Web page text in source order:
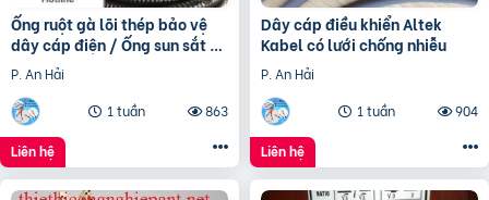
Ống ruột gà lõi thép bảo vệ
dây cáp điện / Ống sun sắt /
Ống kẽm đàn hồi bọc nhựa
P. An Hải
1 tuần
863
Liên hệ
Dây cáp điều khiển Altek
Kabel có lưới chống nhiễu
P. An Hải
1 tuần
904
Liên hệ